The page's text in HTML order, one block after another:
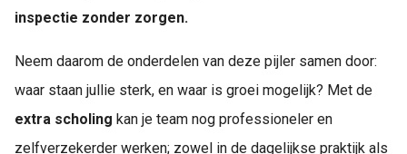
inspectie zonder zorgen.
Neem daarom de onderdelen van deze pijler samen door:
waar staan jullie sterk, en waar is groei mogelijk? Met de
extra scholing kan je team nog professioneler en
zelfverzekerder werken; zowel in de dagelijkse praktijk als